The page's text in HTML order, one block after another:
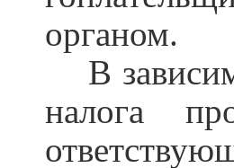
органом.
В
налога